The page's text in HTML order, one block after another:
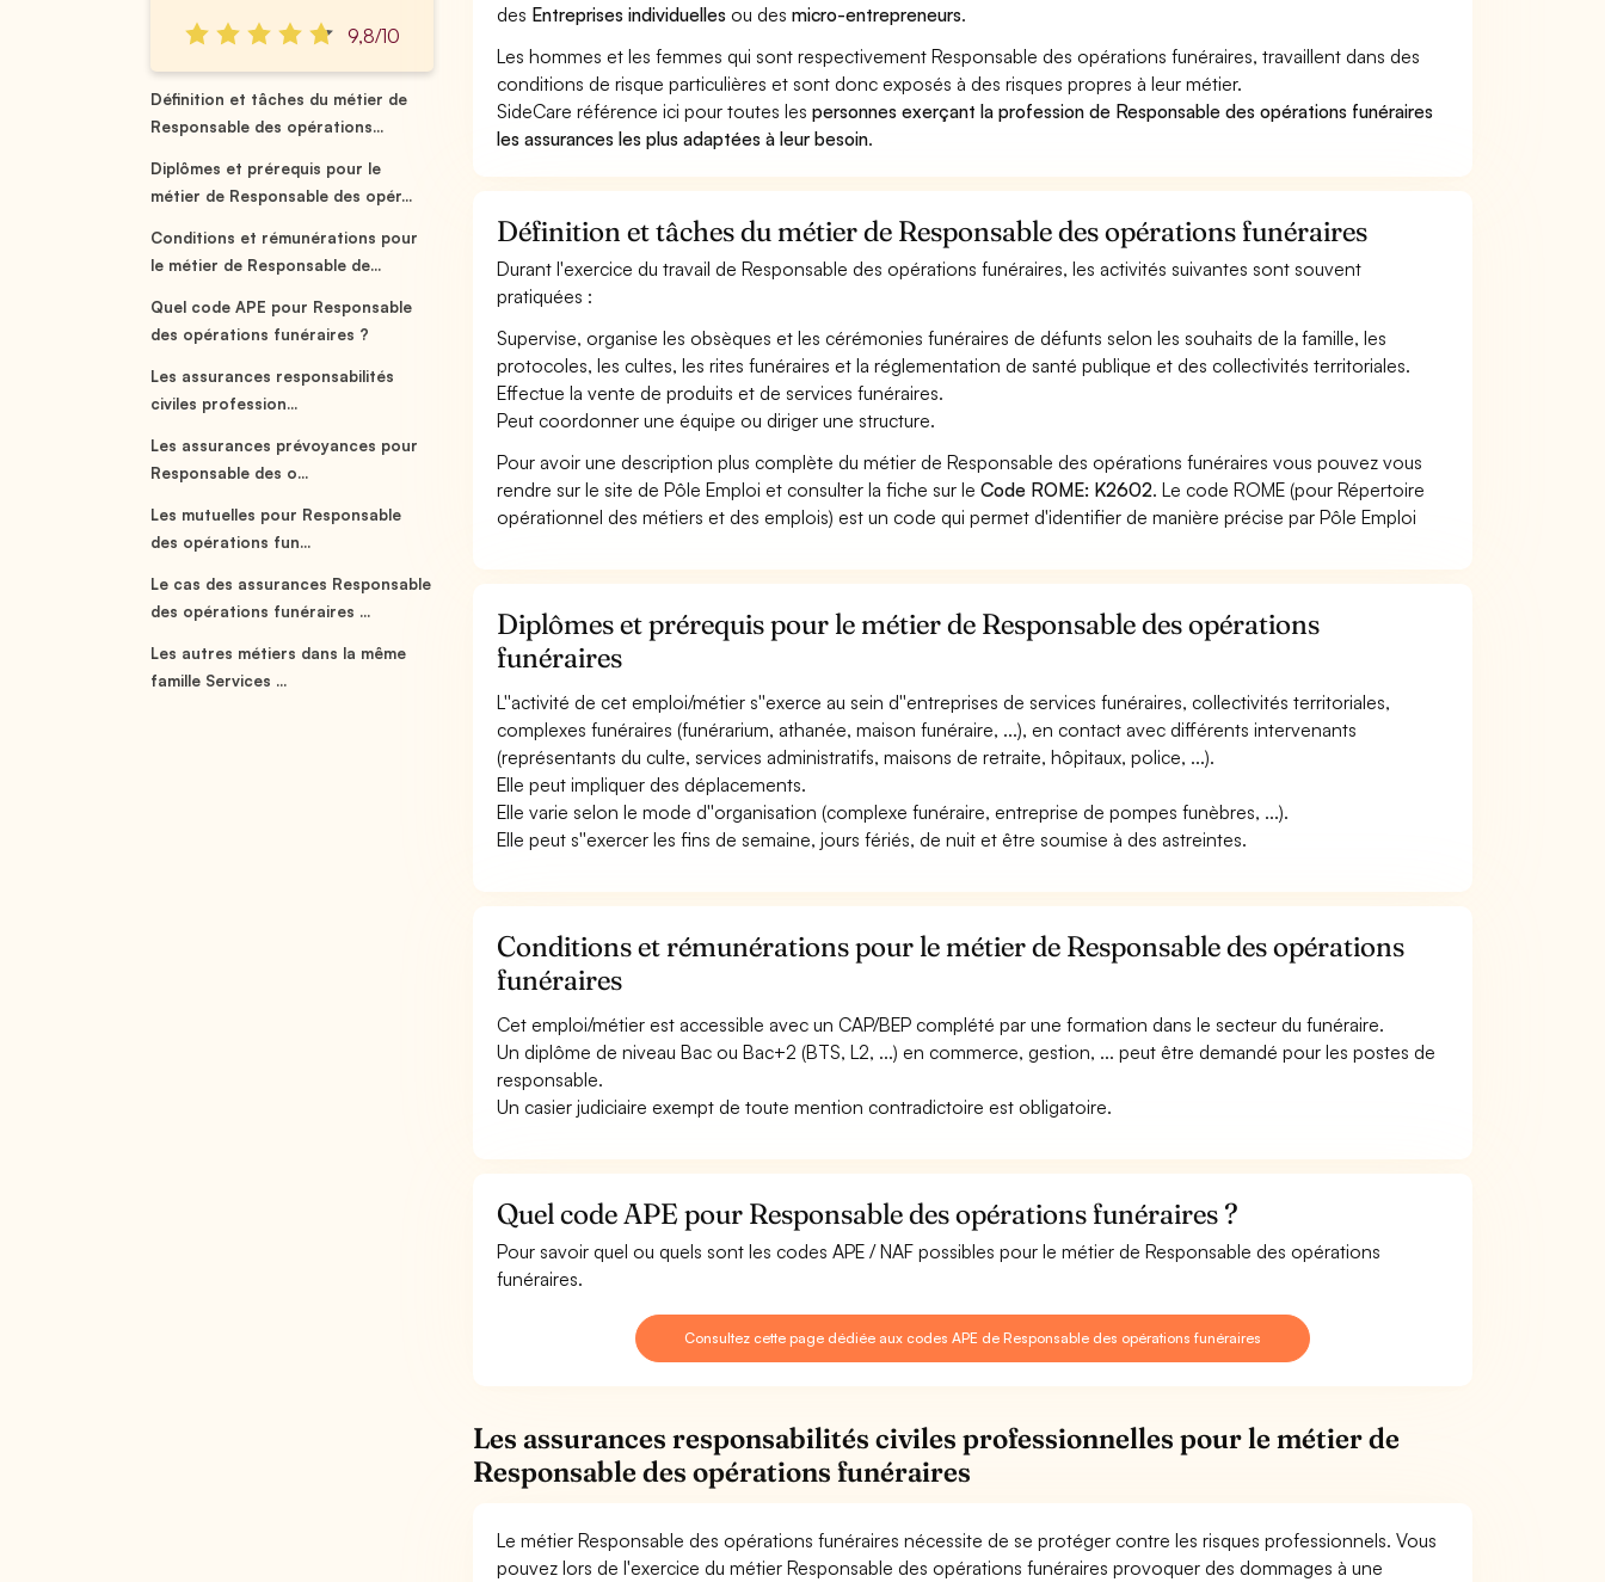
9,8/10
Définition et tâches du métier de
Responsable des opérations...
Diplômes et prérequis pour le
métier de Responsable des opér...
Conditions et rémunérations pour
le métier de Responsable de...
Quel code APE pour Responsable
des opérations funéraires ?
Les assurances responsabilités
civiles profession...
Les assurances prévoyances pour
Responsable des o...
Les mutuelles pour Responsable
des opérations fun...
Le cas des assurances Responsable
des opérations funéraires ...
Les autres métiers dans la même
famille Services ...
des Entreprises individuelles ou desmicro-entrepreneurs.
Les hommes et les femmes qui sont respectivement Responsable des opérations funéraires, travaillent dans des
conditions de risque particulières et sont donc exposés à des risques propres à leur métier.
SideCare référence ici pour toutes lespersonnes exerçant la profession de Responsable des opérations funéraires
les assurances les plus adaptées à leur besoin.
Définition et tâches du métier de Responsable des opérations funéraires
Durant l'exercice du travail de Responsable des opérations funéraires, les activités suivantes sont souvent
pratiquées :
Supervise, organise les obsèques et les cérémonies funéraires de défunts selon les souhaits de la famille, les
protocoles, les cultes, les rites funéraires et la réglementation de santé publique et des collectivités territoriales.
Effectue la vente de produits et de services funéraires.
Peut coordonner une équipe ou diriger une structure.
Pour avoir une description plus complète du métier de Responsable des opérations funéraires vous pouvez vous
rendre sur le site de Pôle Emploi et consulter la fiche sur leCode ROME: K2602. Le code ROME (pour Répertoire
opérationnel des métiers et des emplois) est un code qui permet d'identifier de manière précise par Pôle Emploi
Diplômes et prérequis pour le métier de Responsable des opérations
funéraires
L''activité de cet emploi/métier s''exerce au sein d''entreprises de services funéraires, collectivités territoriales,
complexes funéraires (funérarium, athanée, maison funéraire, ...), en contact avec différents intervenants
(représentants du culte, services administratifs, maisons de retraite, hôpitaux, police, ...).
Elle peut impliquer des déplacements.
Elle varie selon le mode d''organisation (complexe funéraire, entreprise de pompes funèbres, ...).
Elle peut s''exercer les fins de semaine, jours fériés, de nuit et être soumise à des astreintes.
Conditions et rémunérations pour le métier de Responsable des opérations
funéraires
Cet emploi/métier est accessible avec un CAP/BEP complété par une formation dans le secteur du funéraire.
Un diplôme de niveau Bac ou Bac+2 (BTS, L2, ...) en commerce, gestion, ... peut être demandé pour les postes de
responsable.
Un casier judiciaire exempt de toute mention contradictoire est obligatoire.
Quel code APE pour Responsable des opérations funéraires ?
Pour savoir quel ou quels sont les codes APE / NAF possibles pour le métier de Responsable des opérations
funéraires.
Consultez cette page dédiée aux codes APE de Responsable des opérations funéraires
Les assurances responsabilités civiles professionnelles pour le métier de
Responsable des opérations funéraires
Le métier Responsable des opérations funéraires nécessite de se protéger contre les risques professionnels. Vous
pouvez lors de l'exercice du métier Responsable des opérations funéraires provoquer des dommages à une